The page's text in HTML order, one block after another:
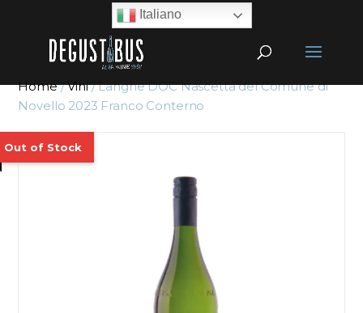
Home/Vini/ Langhe DOC Nascetta del Comune di
Novello 2023 Franco Conterno
Italiano